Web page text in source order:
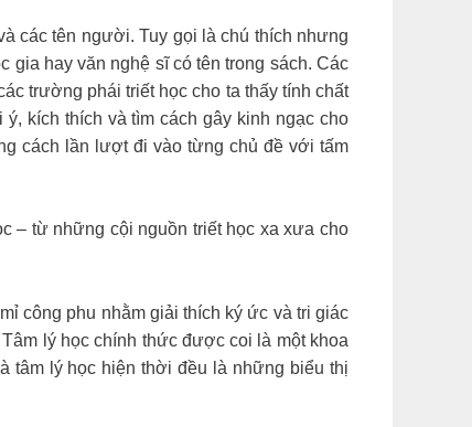
các tên người. Tuy gọi là chú thích nhưng
gia hay văn nghệ sĩ có tên trong sách. Các
trường phái triết học cho ta thấy tính chất
kích thích và tìm cách gây kinh ngạc cho
cách lần lượt đi vào từng chủ đề với tấm
– từ những cội nguồn triết học xa xưa cho
công phu nhằm giải thích ký ức và tri giác
lý học chính thức được coi là một khoa
tâm lý học hiện thời đều là những biểu thị